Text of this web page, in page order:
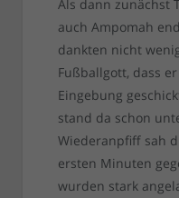
Als dann zunächst
auch Ampomah
dankten nicht
Fußballgott, dass
Eingebung
stand da schon
Wiederanpfiff sah
ersten Minuten
wurden stark